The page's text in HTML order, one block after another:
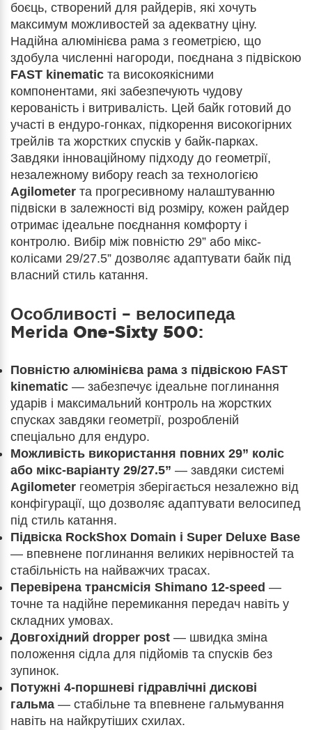
боєць, створений для райдерів, які хочуть
максимум можливостей за адекватну ціну.
Надійна алюмінієва рама з геометрією, що
здобула численні нагороди, поєднана з підвіскою
FAST kinematic та високоякісними
компонентами, які забезпечують чудову
керованість і витривалість. Цей байк готовий до
участі в ендуро-гонках, підкорення високогірних
трейлів та жорстких спусків у байк-парках.
Завдяки інноваційному підходу до геометрії,
незалежному вибору reach за технологією
Agilometer та прогресивному налаштуванню
підвіски в залежності від розміру, кожен райдер
отримає ідеальне поєднання комфорту і
контролю. Вибір між повністю 29” або мікс-
колісами 29/27.5” дозволяє адаптувати байк під
власний стиль катання.
Особливості – велосипеда
Merida One-Sixty 500:
Повністю алюмінієва рама з підвіскою FAST
kinematic — забезпечує ідеальне поглинання
ударів і максимальний контроль на жорстких
спусках завдяки геометрії, розробленій
спеціально для ендуро.
Можливість використання повних 29” коліс
або мікс-варіанту 29/27.5” — завдяки системі
Agilometer геометрія зберігається незалежно від
конфігурації, що дозволяє адаптувати велосипед
під стиль катання.
Підвіска RockShox Domain і Super Deluxe Base
— впевнене поглинання великих нерівностей та
стабільність на найважчих трасах.
Перевірена трансмісія Shimano 12-speed —
точне та надійне перемикання передач навіть у
складних умовах.
Довгохідний dropper post — швидка зміна
положення сідла для підйомів та спусків без
зупинок.
Потужні 4-поршневі гідравлічні дискові
гальма — стабільне та впевнене гальмування
навіть на найкрутіших схилах.